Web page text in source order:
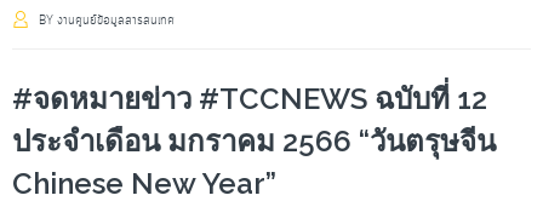
BY งานศูนย์ข้อมูลสารสนเทศ
#จดหมายข่าว #TCCNEWS ฉบับที่ 12
ประจำเดือน มกราคม 2566 “วันตรุษจีน
Chinese New Year”